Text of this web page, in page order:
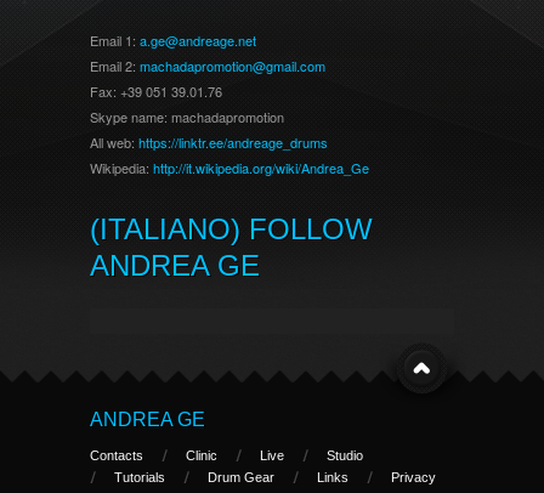
Email 1: a.ge@andreage.net
Email 2: machadapromotion@gmail.com
Fax: +39 051 39.01.76
Skype name: machadapromotion
All web: https://linktr.ee/andreage_drums
Wikipedia: http://it.wikipedia.org/wiki/Andrea_Ge
(ITALIANO) FOLLOW
ANDREA GE
ANDREA GE
Contacts Clinic Live
Studio
Tutorials
Drum Gear Links Privacy